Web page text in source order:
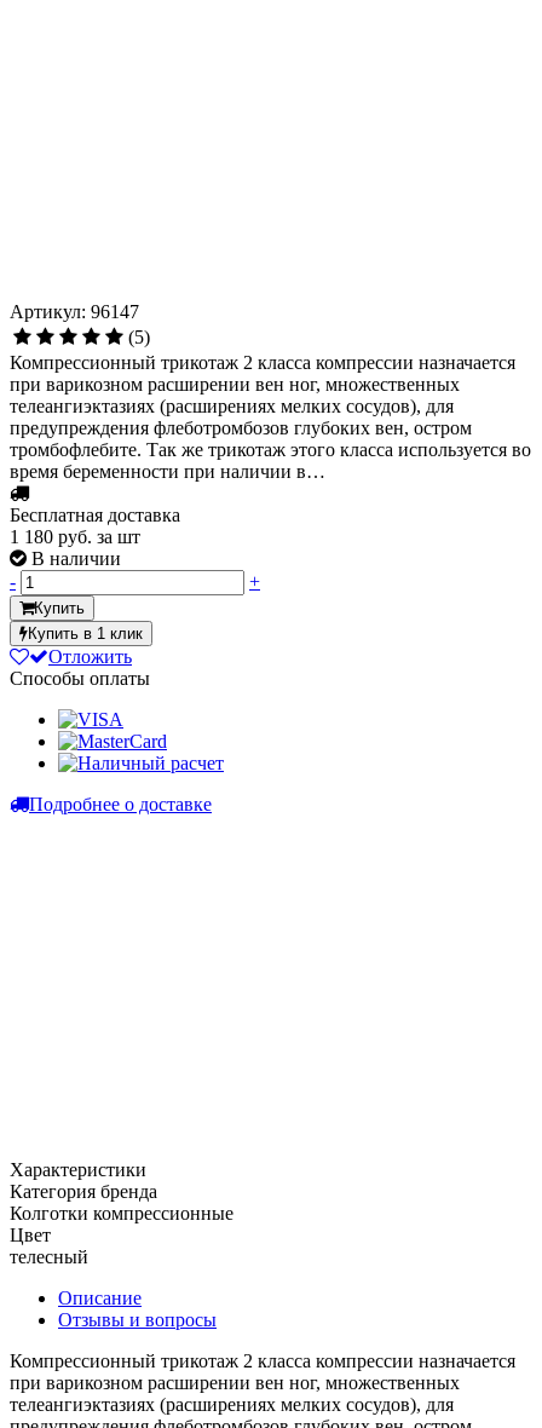
Артикул: 96147
(5)
Компрессионный трикотаж 2 класса компрессии назначается
при варикозном расширении вен ног, множественных
телеангиэктазиях (расширениях мелких сосудов), для
предупреждения флеботромбозов глубоких вен, остром
тромбофлебите. Так же трикотаж этого класса используется во
время беременности при наличии в…
Бесплатная доставка
1 180 руб. за шт
В наличии
-
+
Купить
Купить в 1 клик
Отложить
Способы оплаты
Подробнее о доставке
Характеристики
Категория бренда
Колготки компрессионные
Цвет
телесный
Описание
Отзывы и вопросы
Компрессионный трикотаж 2 класса компрессии назначается
при варикозном расширении вен ног, множественных
телеангиэктазиях (расширениях мелких сосудов), для